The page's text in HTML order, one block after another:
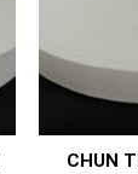
CHUN